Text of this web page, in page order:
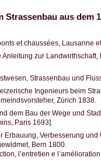
aus dem
et chaussées, Lausanne
zur
Strassenbau und
Ingenieurs beim
Zürich 1838.
dem Bau der Wege und
Paris 1693].
Erbauung, Verbesserung
Bern 1800.
l’entretien e